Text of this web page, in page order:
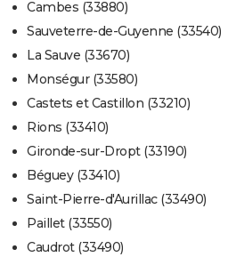
Cambes (33880)
Sauveterre-de-Guyenne (33540)
La Sauve (33670)
Monségur (33580)
Castets et Castillon (33210)
Rions (33410)
Gironde-sur-Dropt (33190)
Béguey (33410)
Saint-Pierre-d'Aurillac (33490)
Paillet (33550)
Caudrot (33490)